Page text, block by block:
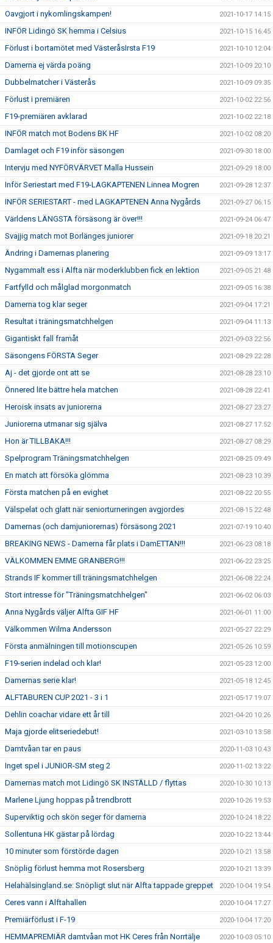
Oavgjort i nykomlingskampen! 2021-10-17 14:15
INFÖR Lidingö SK hemma i Celsius 2021-10-15 16:45
Förlust i bortamötet med VästeråsIrsta F19 2021-10-10 12:04
Damerna ej värda poäng 2021-10-09 20:10
Dubbelmatcher i Västerås 2021-10-09 09:35
Förlust i premiären 2021-10-02 22:56
F19-premiären avklarad 2021-10-02 22:18
INFÖR match mot Bodens BK HF 2021-10-02 08:20
Damlaget och F19 inför säsongen 2021-09-30 18:00
Intervju med NYFÖRVÄRVET Malla Hussein 2021-09-29 18:00
Inför Seriestart med F19-LAGKAPTENEN Linnea Mogren 2021-09-28 12:37
INFÖR SERIESTART - med LAGKAPTENEN Anna Nygårds 2021-09-27 06:15
Världens LÄNGSTA försäsong är över!!! 2021-09-24 06:47
Svajjig match mot Borlänges juniorer 2021-09-18 20:21
Ändring i Damernas planering 2021-09-09 13:17
Nygammalt ess i Alfta när moderklubben fick en lektion 2021-09-05 21:48
Fartfylld och målglad morgonmatch 2021-09-05 16:38
Damerna tog klar seger 2021-09-04 17:21
Resultat i träningsmatchhelgen 2021-09-04 11:13
Gigantiskt fall framåt 2021-09-03 22:56
Säsongens FÖRSTA Seger 2021-08-29 22:28
Aj - det gjorde ont att se 2021-08-28 23:10
Önnered lite bättre hela matchen 2021-08-28 22:41
Heroisk insats av juniorerna 2021-08-27 23:27
Juniorerna utmanar sig själva 2021-08-27 17:52
Hon är TILLBAKA!!! 2021-08-27 08:29
Spelprogram Träningsmatchhelgen 2021-08-25 09:49
En match att försöka glömma 2021-08-23 10:39
Första matchen på en evighet 2021-08-22 20:55
Välspelat och glatt när seniorturneringen avgjordes 2021-08-15 22:48
Damernas (och damjuniorernas) försäsong 2021 2021-07-19 10:40
BREAKING NEWS - Damerna får plats i DamETTAN!!! 2021-06-23 08:18
VÄLKOMMEN EMME GRANBERG!!! 2021-06-22 23:25
Strands IF kommer till träningsmatchhelgen 2021-06-08 22:24
Stort intresse för "Träningsmatchhelgen" 2021-06-02 06:03
Anna Nygårds väljer Alfta GIF HF 2021-06-01 11:00
Välkommen Wilma Andersson 2021-05-27 22:29
Första anmälningen till motionscupen 2021-05-26 10:59
F19-serien indelad och klar! 2021-05-23 12:00
Damernas serie klar! 2021-05-18 12:45
ALFTABUREN CUP 2021 - 3 i 1 2021-05-17 19:07
Dehlin coachar vidare ett år till 2021-04-20 10:26
Maja gjorde elitseriedebut! 2021-03-10 13:58
Damtvåan tar en paus 2020-11-03 10:43
Inget spel i JUNIOR-SM steg 2 2020-11-02 13:22
Damernas match mot Lidingö SK INSTÄLLD / flyttas 2020-10-30 10:13
Marlene Ljung hoppas på trendbrott 2020-10-26 19:53
Superviktig och skön seger för damerna 2020-10-24 18:22
Sollentuna HK gästar på lördag 2020-10-22 13:44
10 minuter som förstörde dagen 2020-10-21 13:58
Snöplig förlust hemma mot Rosersberg 2020-10-21 13:39
Helahälsingland.se: Snöpligt slut när Alfta tappade greppet 2020-10-04 19:54
Ceres vann i Alftahallen 2020-10-04 17:27
Premiärförlust i F-19 2020-10-04 17:20
HEMMAPREMIÄR damtvåan mot HK Ceres från Norrtälje 2020-10-03 05:10